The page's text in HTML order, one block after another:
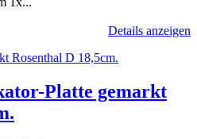
Details anzeigen
Platte gemarkt